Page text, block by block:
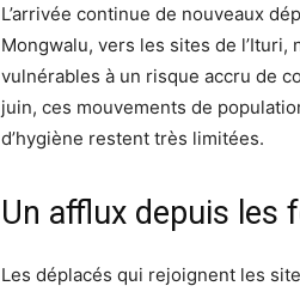
L’arrivée continue de nouveaux
Mongwalu, vers les sites de
vulnérables à un risque accru de
juin, ces mouvements de
d’hygiène restent très limitées.
Un afflux depuis les
Les déplacés qui rejoignent les